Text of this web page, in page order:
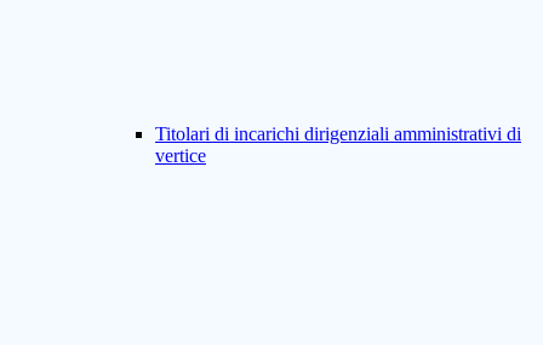
Titolari di incarichi dirigenziali amministrativi di
vertice